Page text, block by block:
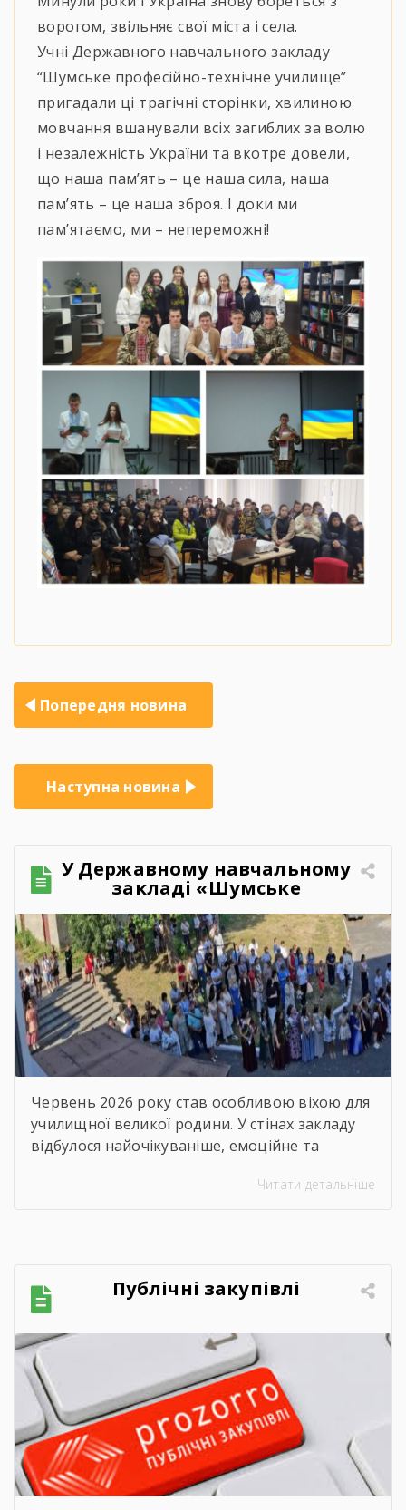
ворогом, звільняє свої міста і села.
Учні Державного навчального закладу
“Шумське професійно-технічне училище”
пригадали ці трагічні сторінки, хвилиною
мовчання вшанували всіх загиблих за волю
і незалежність України та вкотре довели,
що наша пам’ять – це наша сила, наша
пам’ять – це наша зброя. І доки ми
пам’ятаємо, ми – непереможні!
Навігація
записів
Попередня новина
Наступна новина
У Державному навчальному
закладі «Шумське
професійно-технічне
училище» відбувся
зворушливий випускний
захід – 2026
Червень 2026 року став особливою віхою для
училищної великої родини. У стінах закладу
відбулося найочікуваніше, емоційне та
Цього дня ми офіційно провели у доросле
своєї мети. Урочиста подія розпочалася з
хвилини мовчання. Схиливши голови, […]
Читати детальніше
Публічні закупівлі